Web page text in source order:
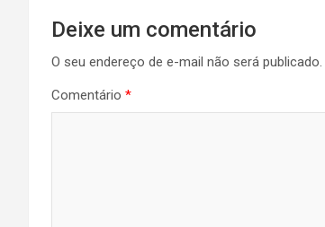
Deixe um comentário
O seu endereço de e-mail não será publicado.
Comentário *